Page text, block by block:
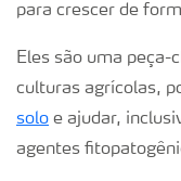
para crescer de
Eles são uma peça-
culturas agrícolas,
solo e ajudar,
agentes